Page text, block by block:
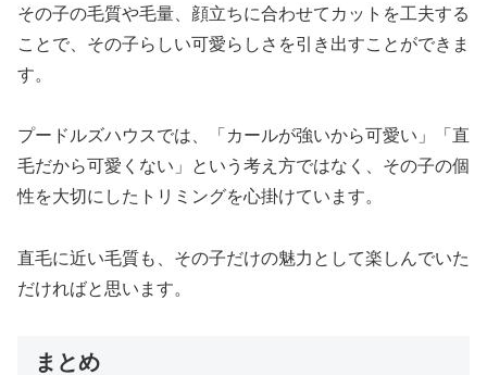
その子の毛質や毛量、顔立ちに合わせてカットを工夫する
ことで、その子らしい可愛らしさを引き出すことができま
す。
プードルズハウスでは、「カールが強いから可愛い」「直
毛だから可愛くない」という考え方ではなく、その子の個
性を大切にしたトリミングを心掛けています。
直毛に近い毛質も、その子だけの魅力として楽しんでいた
だければと思います。
まとめ